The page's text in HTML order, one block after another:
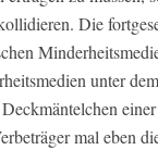
Die
unter dem
mal eben